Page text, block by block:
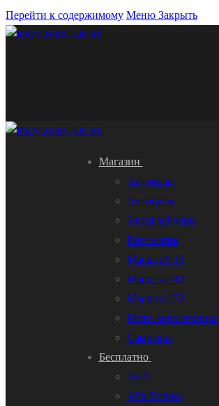
Перейти к содержимому Меню Закрыть
Магазин
Автокран
Автобусы
Автогрейдеры
Вертолеты
Масштаб 35
Масштаб 43
Масштаб 72
Мото-вело техника
Самосвал
Бесплатно
Audi
Alfa Romeo